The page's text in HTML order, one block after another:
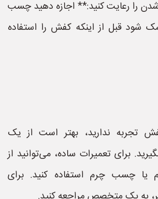
را رعایت کنید:** اجازه دهید چسب
شود قبل از اینکه کفش را استفاده
تجربه ندارید، بهتر است از یک
برای تعمیرات ساده، می‌توانید از
چسب چرم استفاده کنید. برای